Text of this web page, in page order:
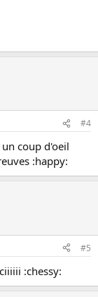
#4
coup d'oeil
:happy:
#5
:chessy: